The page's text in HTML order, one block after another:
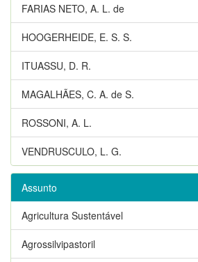
FARIAS NETO, A. L. de
HOOGERHEIDE, E. S. S.
ITUASSU, D. R.
MAGALHÃES, C. A. de S.
ROSSONI, A. L.
VENDRUSCULO, L. G.
Assunto
Agricultura Sustentável
Agrossilvipastoril